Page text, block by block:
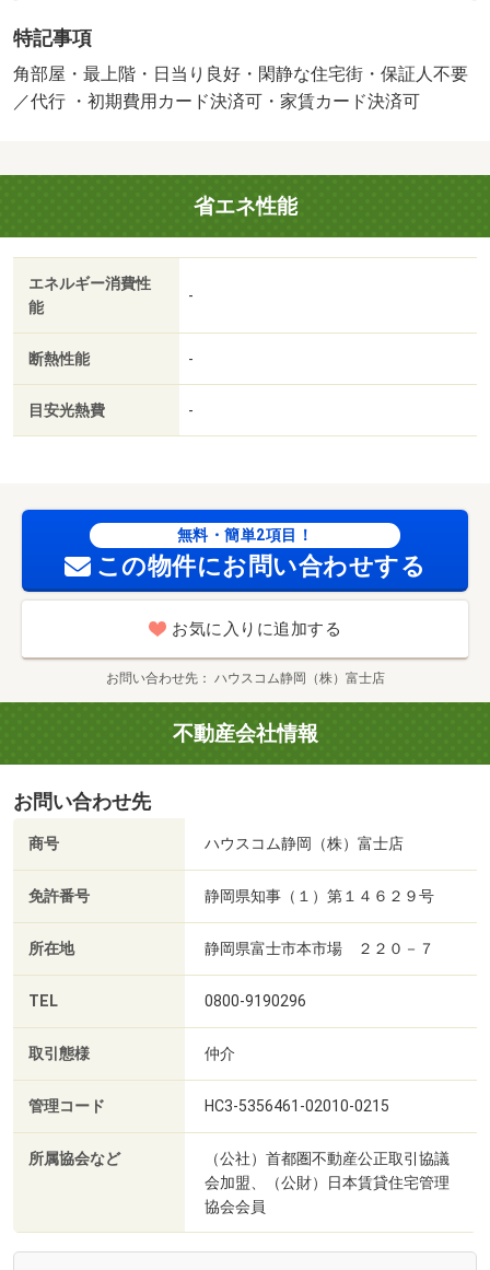
／鍵セット費３ ３００円／バストイレ別／バルコニー／
エアコン／クロゼット／フローリング／シャワー付洗面台
／ＴＶインターホン／浴室乾燥機／室内洗濯置／陽当り良
場／宅配ボックス／閑静な住宅地／最上階／敷金不要／防
犯カメラ／ＩＨクッキングヒーター／照明付／全居室収納
／オートバス／ウォークインクロゼット／保証人不要／単
身者相談／二人入居相談／全居室フローリング／玄関ホー
ル／クッションフロア／エアコン２台／ネット使用料不要
／浄水器／エアコン全室／浴室に窓／２４時間換気システ
浴室未使用／トイレ未使用／クロゼット３ヶ所／未入居／
上階無し／平面駐車場／都市ガス／南面バルコニー／室内
物干機／ＢＳ／高速ネット対応／年内入居可／ＩＴ重説
４１ｍ／マックスバリュ 沼津南店（スーパー）まで７６
１ｍ／沼津下河原郵便局（郵便局）まで４４９ｍ／セブン‐
イレブン 沼津本町店（コンビニ）まで１０９０ｍ／ジャ
ンボエンチョー 沼津店（ホームセンター）まで１８６２
ｍ／静岡銀行 沼津支店（銀行）まで１３９３ｍ
特記事項
角部屋・最上階・日当り良好・閑静な住宅街・保証人不要
／代行 ・初期費用カード決済可・家賃カード決済可
省エネ性能
エネルギー消費性
能
-
断熱性能 -
目安光熱費 -
無料・簡単2項目！
この物件にお問い合わせする
お気に入りに追加する
お問い合わせ先 ハウスコム静岡（株）富士店
不動産会社情報
お問い合わせ先
商号 ハウスコム静岡（株）富士店
免許番号 静岡県知事（１）第１４６２９号
所在地 静岡県富士市本市場 ２２０－７
TEL 0800-9190296
取引態様 仲介
管理コード HC3-5356461-02010-0215
所属協会など
（公社）首都圏不動産公正取引協議
会加盟、（公財）日本賃貸住宅管理
協会会員